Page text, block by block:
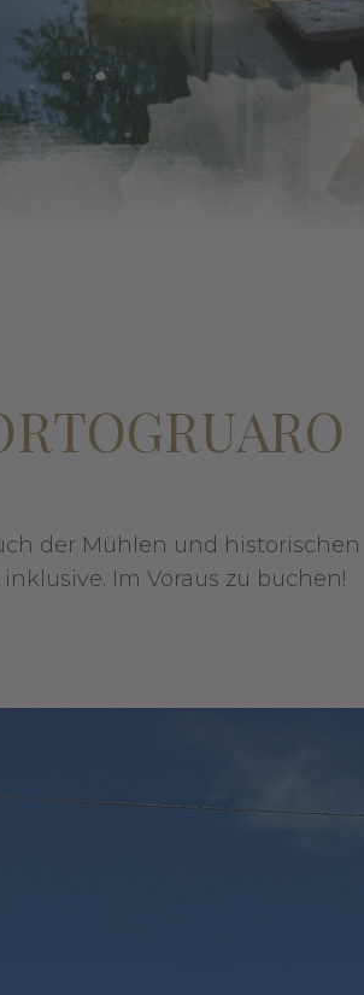
der Mühlen und historischen
Im Voraus zu buchen!